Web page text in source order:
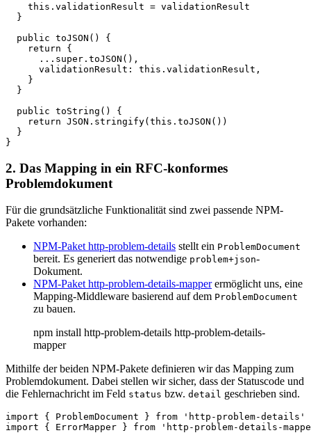
    this.validationResult = validationResult
  }
  public toJSON() {
    return {
      ...super.toJSON(),
      validationResult: this.validationResult,
    }
  }
  public toString() {
    return JSON.stringify(this.toJSON())
  }
}
2. Das Mapping in ein RFC-konformes
Problemdokument
Für die grundsätzliche Funktionalität sind zwei passende NPM-
Pakete vorhanden:
NPM-Paket http-problem-details stellt ein ProblemDocument
bereit. Es generiert das notwendige problem+json-
Dokument.
NPM-Paket http-problem-details-mapperermöglicht uns, eine
Mapping-Middleware basierend auf dem ProblemDocument
zu bauen.
npm install http-problem-details http-problem-details-
mapper
Mithilfe der beiden NPM-Pakete definieren wir das Mapping zum
Problemdokument. Dabei stellen wir sicher, dass der Statuscode und
die Fehlernachricht im Feld status bzw. detail geschrieben sind.
import { ProblemDocument } from 'http-problem-
import { ErrorMapper } from 'http-problem-details-